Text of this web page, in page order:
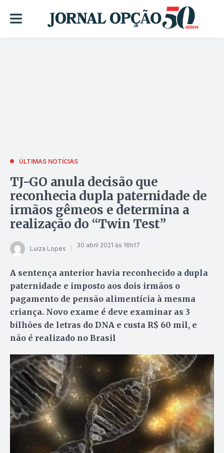
ÚLTIMAS NOTÍCIAS
TJ-GO anula decisão que
reconhecia dupla paternidade de
irmãos gêmeos e determina a
realização do “Twin Test”
Luiza Lopes 30 abril 2021 às 16h17
A sentença anterior havia reconhecido a dupla
paternidade e imposto aos dois irmãos o
pagamento de pensão alimentícia à mesma
criança. Novo exame é deve examinar as 3
bilhões de letras do DNA e custa R$ 60 mil, e
não é realizado no Brasil